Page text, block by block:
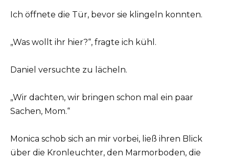
Ich öffnete die Tür, bevor sie klingeln konnten.
„Was wollt ihr hier?“, fragte ich kühl.
Daniel versuchte zu lächeln.
„Wir dachten, wir bringen schon mal ein paar
Sachen, Mom.“
Monica schob sich an mir vorbei, ließ ihren Blick
über die Kronleuchter, den Marmorboden, die